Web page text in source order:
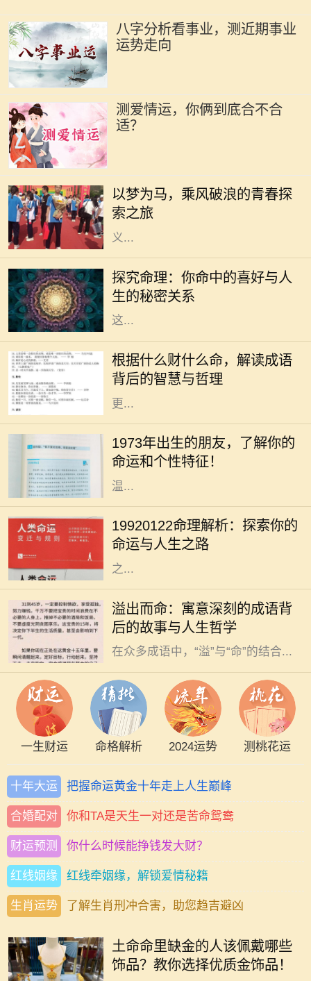
八字分析看事业，测近期事业
运势走向
测爱情运，你俩到底合不合
适？
以梦为马，乘风破浪的青春探
索之旅
自己的旅途中追寻着梦想。无论是平
凡的日常，还是波澜壮阔的冒险，我
们都在用自己的方式诠释着梦想的意
义...
探究命理：你命中的喜好与人
生的秘密关系
在传统的中华文化中，命理学一直是
人们关注的一个重要领域。通过生辰
八字，许多人尝试了解自己的命运，
探索人生的喜好和方向。我们常听到
这...
根据什么财什么命，解读成语
背后的智慧与哲理
在中华文化的浩瀚海洋中，成语作为
语言的瑰宝，蕴含着深刻的道理和智
慧。“根据什么财什么命”这一说法，
启示我们通过对成语的解读，能够
更...
1973年出生的朋友，了解你的
命运和个性特征！
你是否曾经好奇过，1973年出生的人
究竟有着怎样的命运与个性？在中国
传统命理学中，1973年属于水兔年。
水兔既象征着灵动与智慧，又代表着
温...
19920122命理解析：探索你的
命运与人生之路
人生如梦，命运似水，每个人的生辰
八字都藏着独特的秘密。对于出生于
1992年1月22日的人来说，他们的命
理特征和人生道路又有什么样的特别
之...
溢出而命：寓意深刻的成语背
后的故事与人生哲学
在中华文化的浩瀚长河中，成语作为
语言的一部分，不仅丰富了我们的表
达方式，也蕴藏着深厚的文化底蕴。
在众多成语中，“溢”与“命”的结合...
一生财运 命格解析 2024运势 测桃花运
十年大运 把握命运黄金十年走上人生巅峰
合婚配对 你和TA是天生一对还是苦命鸳鸯
财运预测 你什么时候能挣钱发大财？
红线姻缘 红线牵姻缘，解锁爱情秘籍
生肖运势 了解生肖刑冲合害，助您趋吉避凶
土命命里缺金的人该佩戴哪些
饰品？教你选择优质金饰品！
在中国传统文化中，五行之说深深扎
别是金、木、水、火、土，每一个人
的命理中都有其主导的元素。有些人